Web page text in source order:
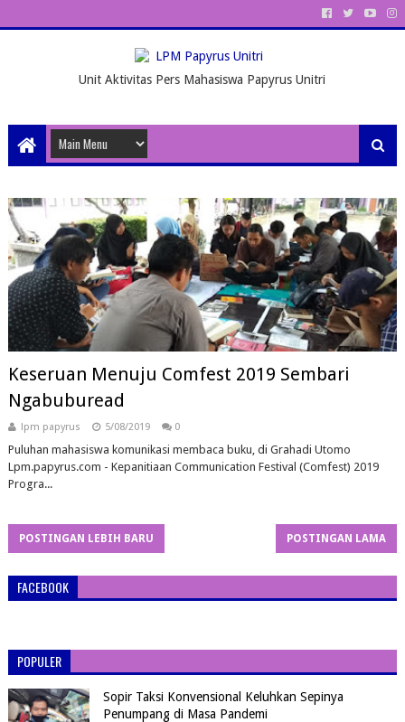
Unit Aktivitas Pers Mahasiswa Papyrus Unitri
Keseruan Menuju Comfest 2019 Sembari
Ngabuburead
lpm papyrus 5/08/2019 0
Puluhan mahasiswa komunikasi membaca buku, di Grahadi Utomo
Lpm.papyrus.com - Kepanitiaan Communication Festival (Comfest) 2019
Progra...
POSTINGAN LEBIH BARU POSTINGAN LAMA
FACEBOOK
POPULER
Sopir Taksi Konvensional Keluhkan Sepinya
Penumpang di Masa Pandemi